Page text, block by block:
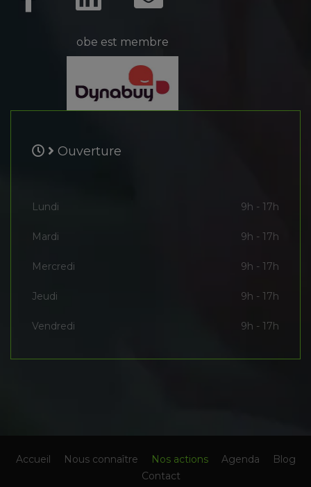
obe est membre
Ouverture
Lundi 9h - 17h
Mardi 9h - 17h
Mercredi 9h - 17h
Jeudi 9h - 17h
Vendredi 9h - 17h
Accueil Nous connaître Nos actions Agenda
Blog
Contact